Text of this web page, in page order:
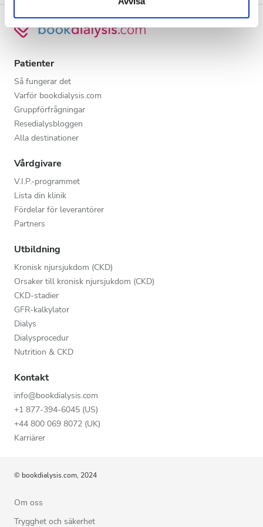
Patienter
Så fungerar det
Varför bookdialysis.com
Gruppförfrågningar
Resedialysbloggen
Alla destinationer
Vårdgivare
V.I.P.-programmet
Lista din klinik
Fördelar för leverantörer
Partners
Utbildning
Kronisk njursjukdom (CKD)
Orsaker till kronisk njursjukdom (CKD)
CKD-stadier
GFR-kalkylator
Dialys
Dialysprocedur
Nutrition & CKD
Kontakt
info@bookdialysis.com
+1 877-394-6045 (US)
+44 800 069 8072 (UK)
Karriärer
© bookdialysis.com, 2024
Om oss
Trygghet och säkerhet